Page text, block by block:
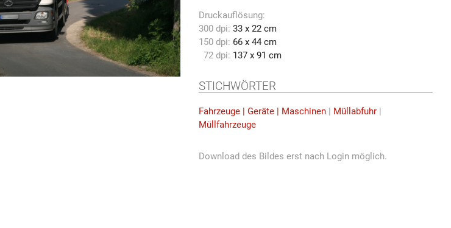
Druckauflösung:
300 dpi: 33 x 22 cm
150 dpi: 66 x 44 cm
72 dpi: 137 x 91 cm
STICHWÖRTER
Fahrzeuge | Geräte | Maschinen | Müllabfuhr |
Müllfahrzeuge
Download des Bildes erst nach Login möglich.